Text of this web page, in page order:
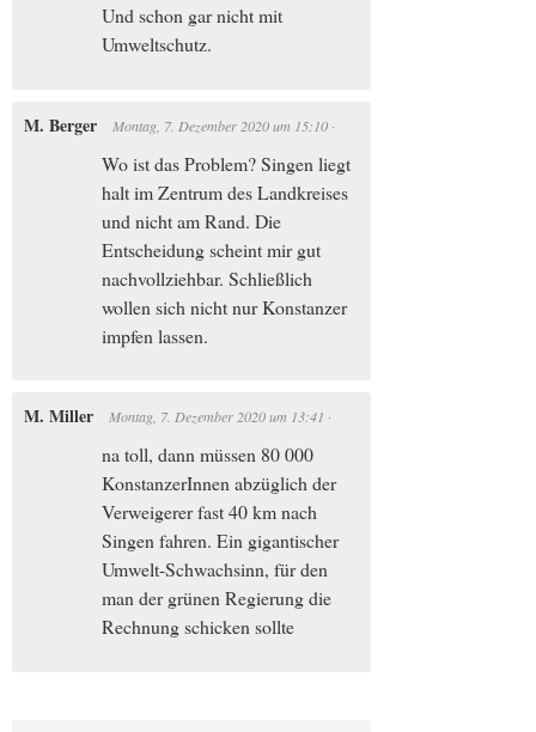
Und schon gar nicht mit
Umweltschutz.
M. Berger Montag, 7. Dezember 2020um 15:10 ·
Wo ist das Problem? Singen liegt
halt im Zentrum des Landkreises
und nicht am Rand. Die
Entscheidung scheint mir gut
nachvollziehbar. Schließlich
wollen sich nicht nur Konstanzer
impfen lassen.
M. Miller Montag, 7. Dezember 2020um 13:41 ·
na toll, dann müssen 80 000
KonstanzerInnen abzüglich der
Verweigerer fast 40 km nach
Singen fahren. Ein gigantischer
Umwelt-Schwachsinn, für den
man der grünen Regierung die
Rechnung schicken sollte